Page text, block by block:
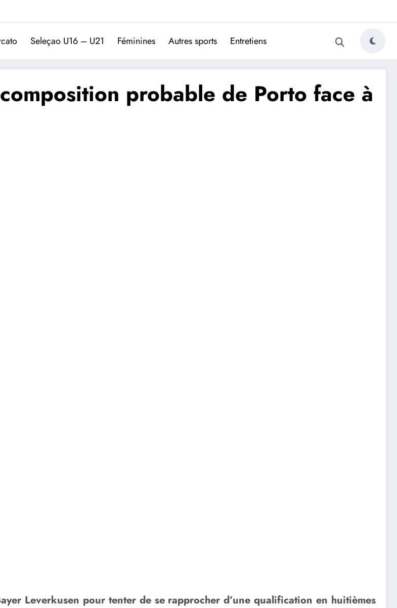
Trivela
L'actualité du football portugais
Seleçao U16 – U21 Féminines Autres sports Entretiens
probable de Porto face à
Leverkusen pour tenter de se rapprocher d’une qualification en huitièmes